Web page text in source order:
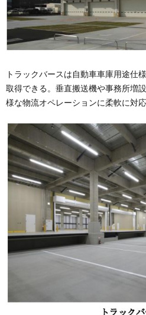
トラックバースは自動車車庫用途仕
取得できる。垂直搬送機や事務所増
様な物流オペレーションに柔軟に対